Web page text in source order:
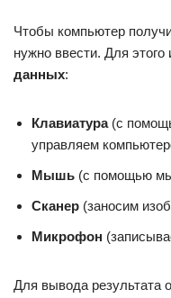
Чтобы компьютер
нужно ввести. Для этого
данных:
Клавиатура(с
управляем
Мышь (с помощью
Сканер (заносим
Микрофон
Для вывода результата